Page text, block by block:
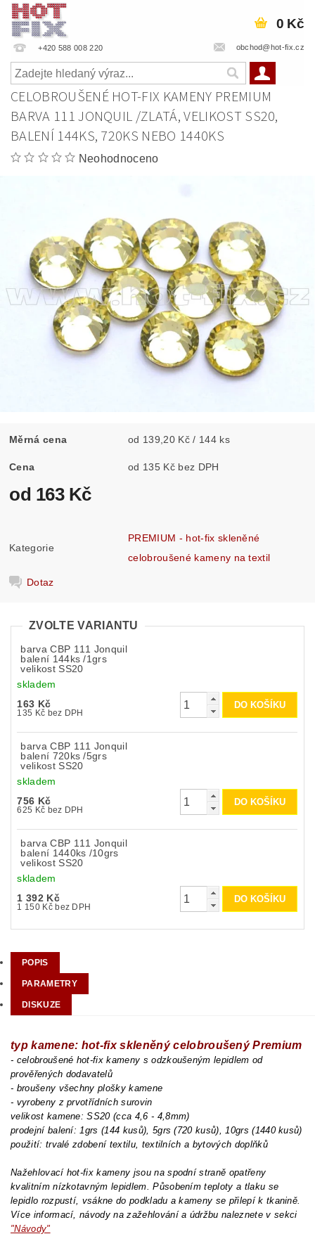
+420 588 008 220 obchod@hot-fix.cz
0 Kč
CELOBROUŠENÉ HOT-FIX KAMENY PREMIUM
BARVA 111 JONQUIL /ZLATÁ, VELIKOST SS20,
BALENÍ 144KS, 720KS NEBO 1440KS
Neohodnoceno
Měrná cena od 139,20 Kč / 144 ks
Cena od 135 Kč bez DPH
od 163 Kč
Kategorie
PREMIUM - hot-fix skleněné
celobroušené kameny na textil
Dotaz
ZVOLTE VARIANTU
barva CBP 111 Jonquil
balení 144ks /1grs
velikost SS20
skladem
163 Kč
135 Kč bez DPH
barva CBP 111 Jonquil
balení 720ks /5grs
velikost SS20
skladem
756 Kč
625 Kč bez DPH
barva CBP 111 Jonquil
balení 1440ks /10grs
velikost SS20
skladem
1 392 Kč
1 150 Kč bez DPH
POPIS
PARAMETRY
DISKUZE
typ kamene: hot-fix skleněný celobroušený Premium
- celobroušené hot-fix kameny s odzkoušeným lepidlem od
prověřených dodavatelů
- broušeny všechny plošky kamene
- vyrobeny z prvotřídních surovin
velikost kamene: SS20 (cca 4,6 - 4,8mm)
prodejní balení: 1grs (144 kusů), 5grs (720 kusů), 10grs (1440 kusů)
použití: trvalé zdobení textilu, textilních a bytových doplňků
Nažehlovací hot-fix kameny jsou na spodní straně opatřeny
kvalitním nízkotavným lepidlem. Působením teploty a tlaku se
lepidlo rozpustí, vsákne do podkladu a kameny se přilepí k tkanině.
Více informací, návody na zažehlování a údržbu naleznete v sekci
"Návody"